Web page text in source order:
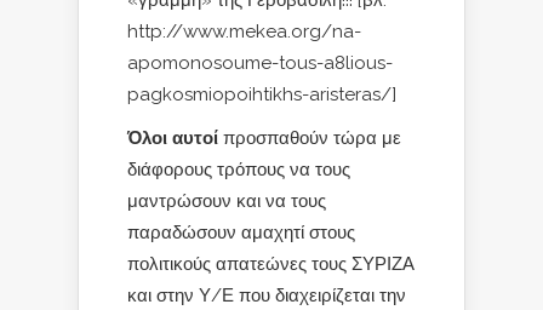
http://www.mekea.org/na-
apomonosoume-tous-a8lious-
pagkosmiopoihtikhs-aristeras/]
Όλοι αυτοί προσπαθούν τώρα με
διάφορους τρόπους να τους
μαντρώσουν και να τους
παραδώσουν αμαχητί στους
πολιτικούς απατεώνες τους ΣΥΡΙΖΑ
και στην Υ/Ε που διαχειρίζεται την